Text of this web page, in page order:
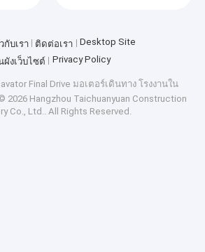
กับเรา ติดต่อเรา
Desktop Site
ผังเว็บไซต์
Privacy Policy
Final Drive มอเตอร์เดินทาง โรงงานใน
2026 Hangzhou Taichuanyuan Construction
Co., Ltd.. All Rights Reserved.